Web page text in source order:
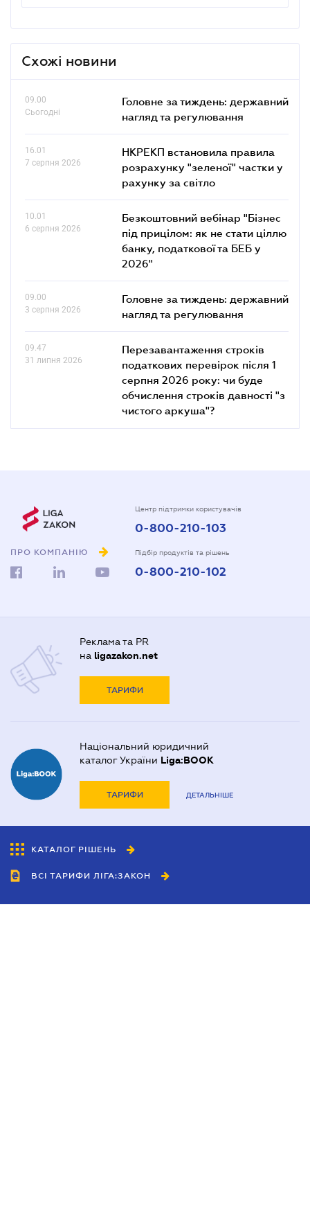
Схожі новини
09.00
Сьогодні
Головне за тиждень: державний
нагляд та регулювання
16.01
7 серпня 2026
НКРЕКП встановила правила
розрахунку "зеленої" частки у
рахунку за світло
10.01
6 серпня 2026
Безкоштовний вебінар "Бізнес
під прицілом: як не стати ціллю
банку, податкової та БЕБ у
2026"
09.00
3 серпня 2026
Головне за тиждень: державний
нагляд та регулювання
09.47
31 липня 2026
Перезавантаження строків
податкових перевірок після 1
серпня 2026 року: чи буде
обчислення строків давності "з
чистого аркуша"?
ПРО КОМПАНІЮ
Центр підтримки користувачів
0-800-210-103
Підбір продуктів та рішень
0-800-210-102
Реклама та PR
на ligazakon.net
ТАРИФИ
Національний юридичний
каталог України Liga:BOOK
ТАРИФИ ДЕТАЛЬНІШЕ
КАТАЛОГ РІШЕНЬ
ВСІ ТАРИФИ ЛІГА:ЗАКОН